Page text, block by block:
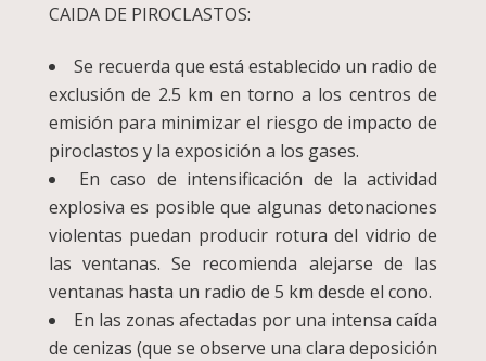
CAIDA DE PIROCLASTOS:
Se recuerda que está establecido un radio de
exclusión de 2.5 km en torno a los centros de
emisión para minimizar el riesgo de impacto de
piroclastos y la exposición a los gases.
En caso de intensificación de la actividad
explosiva es posible que algunas detonaciones
violentas puedan producir rotura del vidrio de
las ventanas. Se recomienda alejarse de las
ventanas hasta un radio de 5 km desde el cono.
En las zonas afectadas por una intensa caída
de cenizas (que se observe una clara deposición